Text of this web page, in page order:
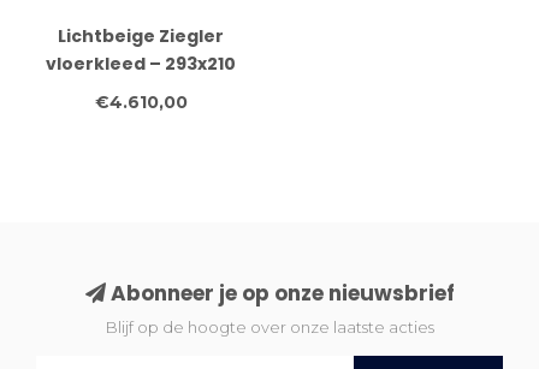
Lichtbeige Ziegler
vloerkleed – 293x210
cm – Handgeknoopt
€4.610,00
Abonneer je op onze nieuwsbrief
Blijf op de hoogte over onze laatste acties